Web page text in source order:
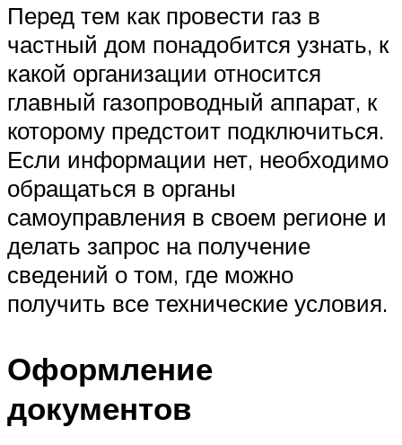
Перед тем как провести газ в
частный дом понадобится узнать, к
какой организации относится
главный газопроводный аппарат, к
которому предстоит подключиться.
Если информации нет, необходимо
обращаться в органы
самоуправления в своем регионе и
делать запрос на получение
сведений о том, где можно
получить все технические условия.
Оформление
документов